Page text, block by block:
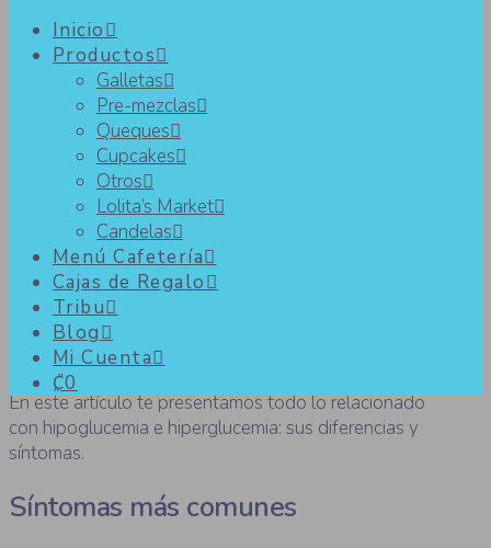
Inicio
Productos
Galletas
Pre-mezclas
Queques
Cupcakes
Otros
Lolita’s Market
Candelas
Menú Cafetería
Cajas de Regalo
Tribu
Blog
Mi Cuenta
₡0
Hipoglucemia e hiperglucemia:
diferencias y síntomas
En este artículo te presentamos todo lo relacionado
con hipoglucemia e hiperglucemia: sus diferencias y
síntomas.
Síntomas más comunes